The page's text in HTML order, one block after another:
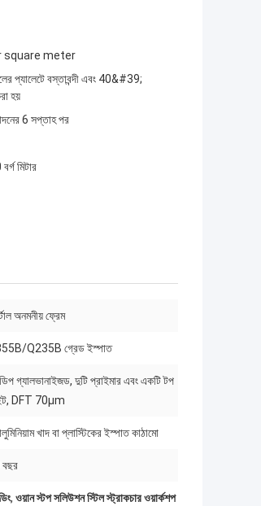
square meter
প্যালেটে বস্তাবন্দী এবং 40&#39;
হয়
6 সপ্তাহ পর
মিটার
অনমনীয় ফ্রেম
Q235B গ্রেড ইস্পাত
গ্যালভানাইজড, দুটি প্রাইমার এবং একটি টপ
DFT 70μm
খাদ বা প্লাস্টিকের ইস্পাত কাঠামো
, ওয়ান স্টপ সলিউশন স্টিল স্ট্রাকচার ওয়ার্কশপ